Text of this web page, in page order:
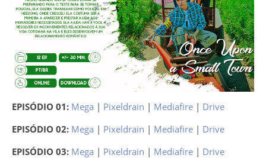
EPISÓDIO 01: Mega | Pixeldrain | Mediafire | Drive
EPISÓDIO 02: Mega | Pixeldrain | Mediafire | Drive
EPISÓDIO 03: Mega | Pixeldrain | Mediafire | Drive